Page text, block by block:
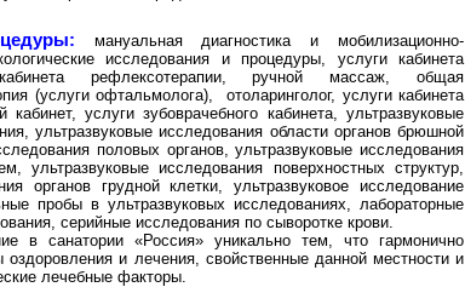
мануальная диагностика и мобилизационно-
исследования и процедуры, услуги кабинета
рефлексотерапии, ручной массаж, общая
(услуги офтальмолога), отоларинголог, услуги кабинета
услуги зубоврачебного кабинета, ультразвуковые
ультразвуковые исследования области органов брюшной
половых органов, ультразвуковые исследования
ультразвуковые исследования поверхностных структур,
органов грудной клетки, ультразвуковое исследование
пробы в ультразвуковых исследованиях, лабораторные
серийные исследования по сыворотке крови.
в санатории «Россия» уникально тем, что гармонично
и лечения, свойственные данной местности и
лечебные факторы.